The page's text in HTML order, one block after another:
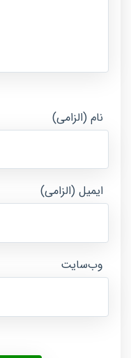
نام (الزامی)
ایمیل (الزامی)
وب‌سایت